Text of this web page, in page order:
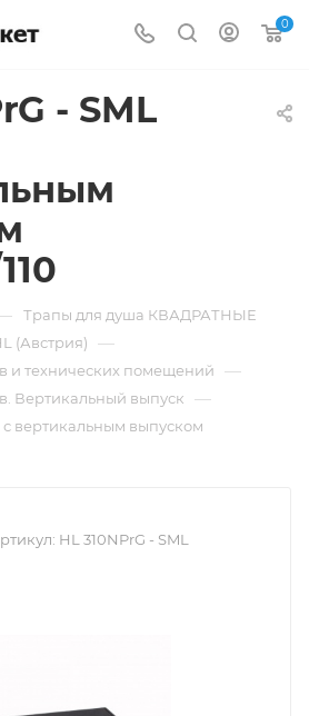
0
- SML
Трапы для душа КВАДРАТНЫЕ
(Австрия) —
и технических помещений —
Вертикальный выпуск —
с вертикальным выпуском
HL 310NPrG - SML